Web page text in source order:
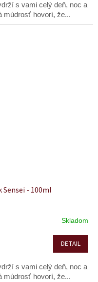
s vami celý deň, noc a
múdrosť hovorí, že...
Sensei - 100ml
Skladom
DETAIL
s vami celý deň, noc a
múdrosť hovorí, že...